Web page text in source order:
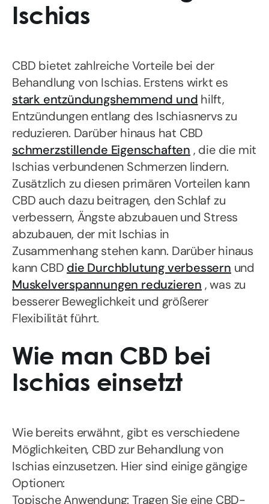
Ischias
CBD bietet zahlreiche Vorteile bei der
Behandlung von Ischias. Erstens wirkt es
stark entzündungshemmend und hilft,
Entzündungen entlang des Ischiasnervs zu
reduzieren. Darüber hinaus hat CBD
schmerzstillende Eigenschaften , die die mit
Ischias verbundenen Schmerzen lindern.
Zusätzlich zu diesen primären Vorteilen kann
CBD auch dazu beitragen, den Schlaf zu
verbessern, Ängste abzubauen und Stress
abzubauen, der mit Ischias in
Zusammenhang stehen kann. Darüber hinaus
kann CBD die Durchblutung verbessern und
Muskelverspannungen reduzieren , was zu
besserer Beweglichkeit und größerer
Flexibilität führt.
Wie man CBD bei
Ischias einsetzt
Wie bereits erwähnt, gibt es verschiedene
Möglichkeiten, CBD zur Behandlung von
Ischias einzusetzen. Hier sind einige gängige
Optionen:
Topische Anwendung: Tragen Sie eine CBD-